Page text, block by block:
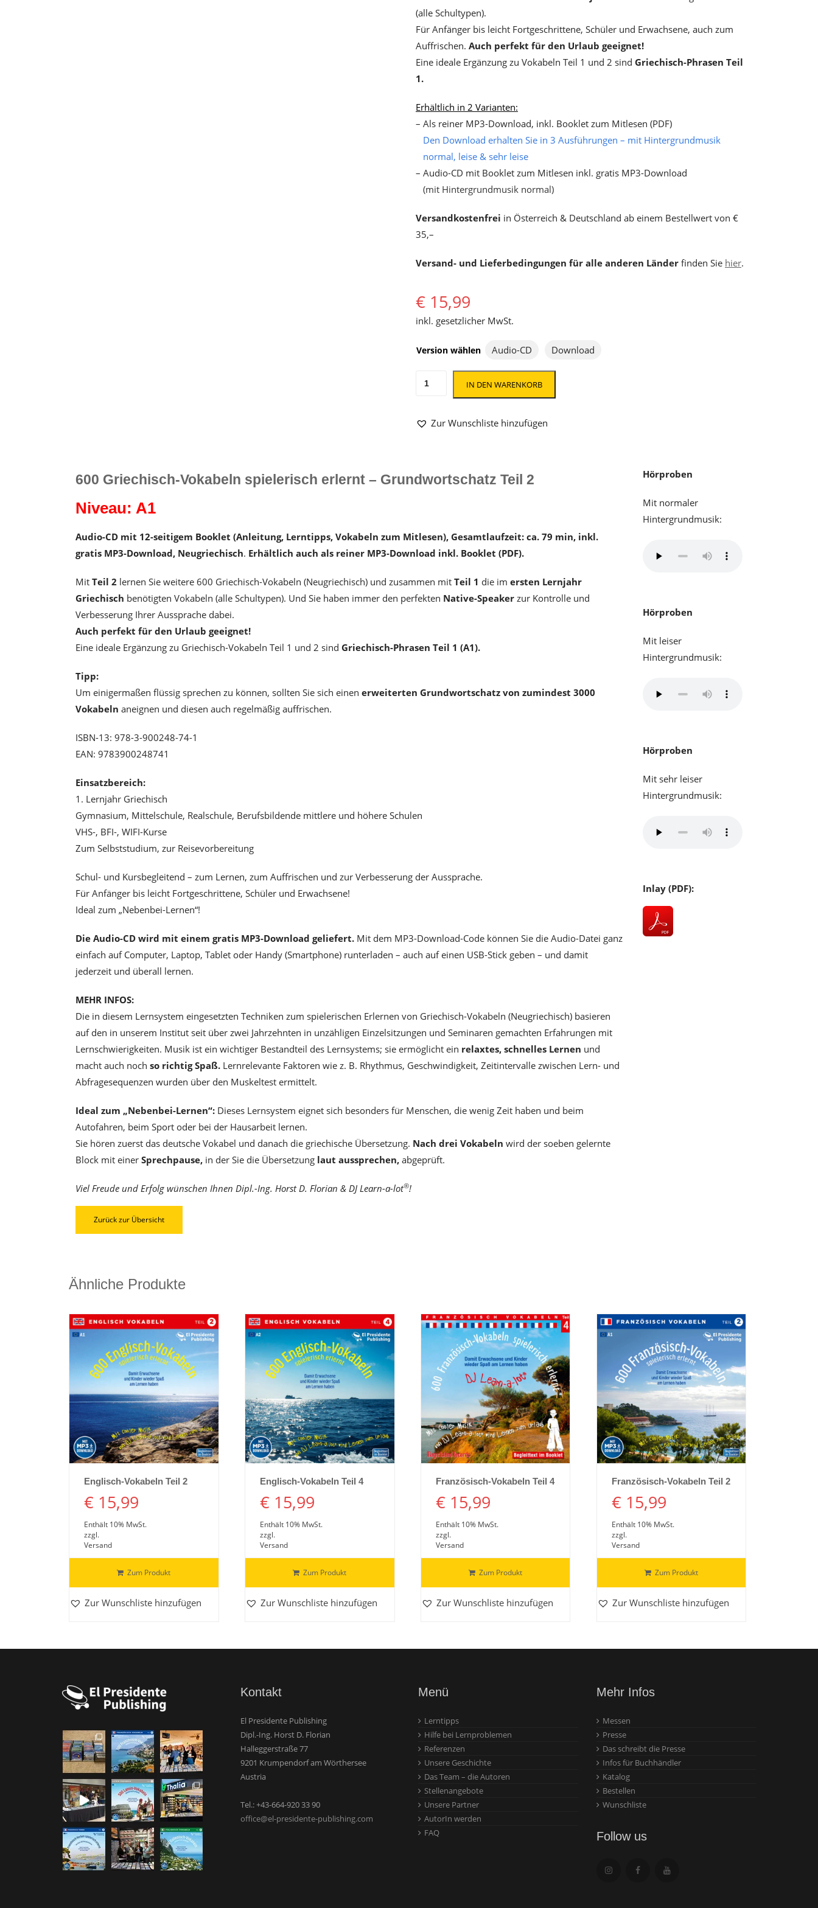
(alle Schultypen).
Für Anfänger bis leicht Fortgeschrittene, Schüler und Erwachsene, auch zum
Auffrischen. Auch perfekt für den Urlaub geeignet!
Eine ideale Ergänzung zu Vokabeln Teil 1 und 2 sind Griechisch-Phrasen Teil
1.
Erhältlich in 2 Varianten:
– Als reiner MP3-Download, inkl. Booklet zum Mitlesen (PDF)
Den Download erhalten Sie in 3 Ausführungen – mit Hintergrundmusik
normal, leise & sehr leise
– Audio-CD mit Booklet zum Mitlesen inkl. gratis MP3-Download
(mit Hintergrundmusik normal)
Versandkostenfrei in Österreich & Deutschland ab einem Bestellwert von €
35,–
Versand- und Lieferbedingungen für alle anderen Länder finden Sie hier.
€ 15,99
inkl. gesetzlicher MwSt.
Version wählen Audio-CD Download
Vokabeln
Menge
IN DEN WARENKORB
Zur Wunschliste hinzufügen
600 Griechisch-Vokabeln spielerisch erlernt – Grundwortschatz Teil 2
Niveau: A1
Audio-CD mit 12-seitigem Booklet (Anleitung, Lerntipps, Vokabeln zum Mitlesen), Gesamtlaufzeit: ca. 79 min, inkl.
gratis MP3-Download, Neugriechisch. Erhältlich auch als reiner MP3-Download inkl. Booklet (PDF).
Mit Teil 2 lernen Sie weitere 600 Griechisch-Vokabeln (Neugriechisch) und zusammen mit Teil 1 die im ersten Lernjahr
Griechisch benötigten Vokabeln (alle Schultypen). Und Sie haben immer den perfekten Native-Speaker zur Kontrolle und
Verbesserung Ihrer Aussprache dabei.
Auch perfekt für den Urlaub geeignet!
Eine ideale Ergänzung zu Griechisch-Vokabeln Teil 1 und 2 sind Griechisch-Phrasen Teil 1 (A1).
Tipp:
Um einigermaßen flüssig sprechen zu können, sollten Sie sich einen erweiterten Grundwortschatz von zumindest 3000
Vokabeln aneignen und diesen auch regelmäßig auffrischen.
ISBN-13: 978-3-900248-74-1
EAN: 9783900248741
Einsatzbereich:
1. Lernjahr Griechisch
Gymnasium, Mittelschule, Realschule, Berufsbildende mittlere und höhere Schulen
VHS-, BFI-, WIFI-Kurse
Zum Selbststudium, zur Reisevorbereitung
Schul- und Kursbegleitend – zum Lernen, zum Auffrischen und zur Verbesserung der Aussprache.
Für Anfänger bis leicht Fortgeschrittene, Schüler und Erwachsene!
Ideal zum „Nebenbei-Lernen“!
Die Audio-CD wird mit einem gratis MP3-Download geliefert. Mit dem MP3-Download-Code können Sie die Audio-Datei ganz
einfach auf Computer, Laptop, Tablet oder Handy (Smartphone) runterladen – auch auf einen USB-Stick geben – und damit
jederzeit und überall lernen.
MEHR INFOS:
Die in diesem Lernsystem eingesetzten Techniken zum spielerischen Erlernen von Griechisch-Vokabeln (Neugriechisch) basieren
auf den in unserem Institut seit über zwei Jahrzehnten in unzähligen Einzelsitzungen und Seminaren gemachten Erfahrungen mit
Lernschwierigkeiten. Musik ist ein wichtiger Bestandteil des Lernsystems; sie ermöglicht ein relaxtes, schnelles Lernen und
macht auch noch so richtig Spaß. Lernrelevante Faktoren wie z. B. Rhythmus, Geschwindigkeit, Zeitintervalle zwischen Lern- und
Abfragesequenzen wurden über den Muskeltest ermittelt.
Ideal zum „Nebenbei-Lernen“: Dieses Lernsystem eignet sich besonders für Menschen, die wenig Zeit haben und beim
Autofahren, beim Sport oder bei der Hausarbeit lernen.
Sie hören zuerst das deutsche Vokabel und danach die griechische Übersetzung. Nach drei Vokabeln wird der soeben gelernte
Block mit einer Sprechpause, in der Sie die Übersetzung laut aussprechen, abgeprüft.
Viel Freude und Erfolg wünschen Ihnen Dipl.-Ing. Horst D. Florian & DJ Learn-a-lot®!
Zurück zur Übersicht
Hörproben
Mit normaler
Hintergrundmusik:
Hörproben
Mit leiser
Hintergrundmusik:
Hörproben
Mit sehr leiser
Hintergrundmusik:
Inlay (PDF):
Ähnliche Produkte
Details ansehen
Englisch-Vokabeln Teil 2
€ 15,99
Enthält 10% MwSt.
zzgl.
Versand
Zum Produkt
Zur Wunschliste hinzufügen
Details ansehen
Englisch-Vokabeln Teil 4
€ 15,99
Enthält 10% MwSt.
zzgl.
Versand
Zum Produkt
Zur Wunschliste hinzufügen
Details ansehen
Französisch-Vokabeln Teil 4
€ 15,99
Enthält 10% MwSt.
zzgl.
Versand
Zum Produkt
Zur Wunschliste hinzufügen
Details ansehen
Französisch-Vokabeln Teil 2
€ 15,99
Enthält 10% MwSt.
zzgl.
Versand
Zum Produkt
Zur Wunschliste hinzufügen
Kontakt
El Presidente Publishing
Dipl.-Ing. Horst D. Florian
Halleggerstraße 77
9201 Krumpendorf am Wörthersee
Austria
Tel.: +43-664-920 33 90
office@el-presidente-publishing.com
Menü
Lerntipps
Hilfe bei Lernproblemen
Referenzen
Unsere Geschichte
Das Team – die Autoren
Stellenangebote
Unsere Partner
AutorIn werden
FAQ
Mehr Infos
Messen
Presse
Das schreibt die Presse
Infos für Buchhändler
Katalog
Bestellen
Wunschliste
Follow us